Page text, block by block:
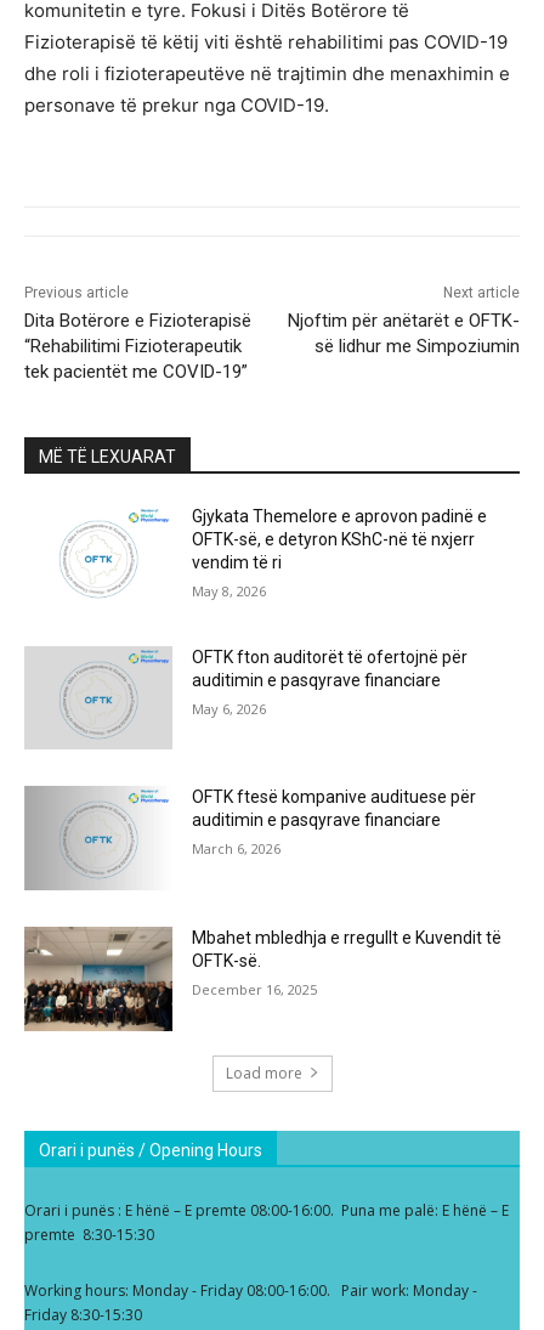
komunitetin e tyre. Fokusi i Ditës Botërore të
Fizioterapisë të këtij viti është rehabilitimi pas COVID-19
dhe roli i fizioterapeutëve në trajtimin dhe menaxhimin e
personave të prekur nga COVID-19.
Previous article
Dita Botërore e Fizioterapisë
“Rehabilitimi Fizioterapeutik
tek pacientët me COVID-19”
Next article
Njoftim për anëtarët e OFTK-
së lidhur me Simpoziumin
MË TË LEXUARAT
Gjykata Themelore e aprovon padinë e
OFTK-së, e detyron KShC-në të nxjerr
vendim të ri
May 8, 2026
OFTK fton auditorët të ofertojnë për
auditimin e pasqyrave financiare
May 6, 2026
OFTK ftesë kompanive audituese për
auditimin e pasqyrave financiare
March 6, 2026
Mbahet mbledhja e rregullt e Kuvendit të
OFTK-së.
December 16, 2025
Load more
Orari i punës / Opening Hours
Orari i punës : E hënë – E premte 08:00-16:00. Puna me palë: E hënë – E
premte 8:30-15:30
Working hours: Monday - Friday 08:00-16:00. Pair work: Monday -
Friday 8:30-15:30